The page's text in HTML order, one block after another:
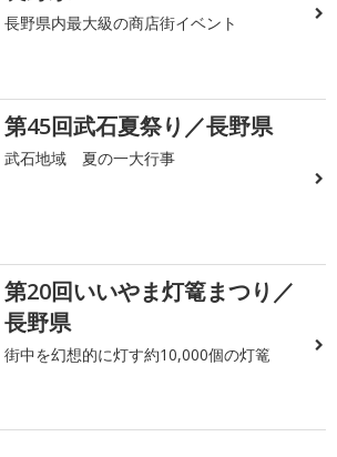
長野県内最大級の商店街イベント
第45回武石夏祭り／長野県
武石地域 夏の一大行事
第20回いいやま灯篭まつり／
長野県
街中を幻想的に灯す約10,000個の灯篭